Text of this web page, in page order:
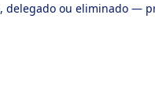
delegado ou eliminado —